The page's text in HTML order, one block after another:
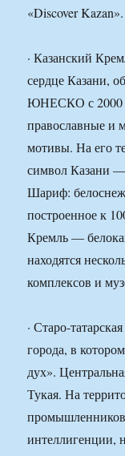
«Discover Kazan».
· Казанский
сердце Казани,
ЮНЕСКО с 2000
православные и
мотивы. На его
символ Казани
Шариф:
построенное к
Кремль —
находятся
комплексов и
· Старо-
города, в
дух».
Тукая. На
интеллигенции,